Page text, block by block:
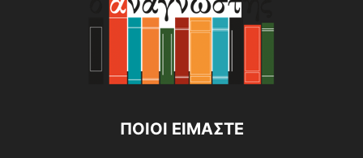
ΠΟΙΟΙ ΕΙΜΑΣΤΕ